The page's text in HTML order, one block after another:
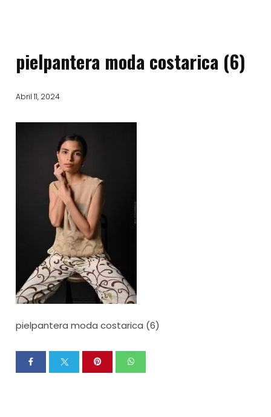
pielpantera moda costarica (6)
Abril 11, 2024
pielpantera moda costarica (6)